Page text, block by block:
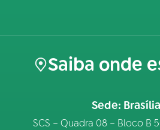
Saiba onde
Sede:
SCS – Quadra 08 – Bloco B